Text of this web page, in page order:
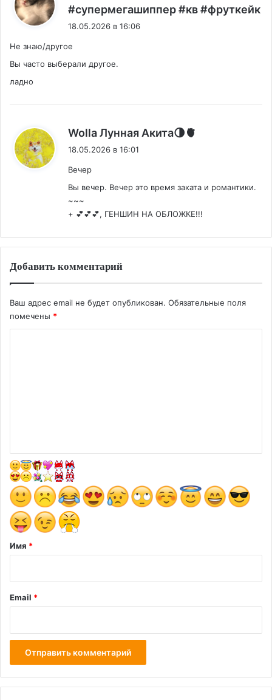
#супермегашиппер #кв #фруткейк
18.05.2026 в 16:06
Не знаю/другое
Вы часто выберали другое.
ладно
Wolla Лунная Акита🌗🫀
18.05.2026 в 16:01
Вечер
Вы вечер. Вечер это время заката и романтики.
~~~
+ 💕💕💕, ГЕНШИН НА ОБЛОЖКЕ!!!
Добавить комментарий
Ваш адрес email не будет опубликован. Обязательные поля
помечены *
а
р
и
й
Имя *
Email *